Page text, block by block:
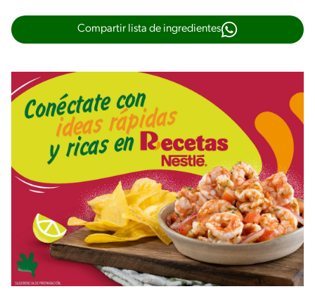
Compartir lista de ingredientes